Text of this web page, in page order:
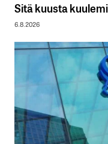
Sitä kuusta
6.8.2026